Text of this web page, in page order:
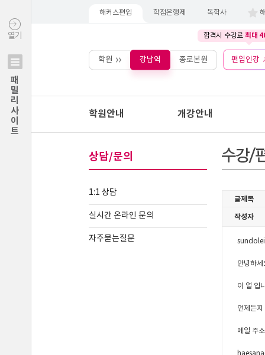
열기
패밀리사이트
해커스편입 학점은행제 독학사
합격시 수강료 최대
학원 강남역 종로본원 편입인강
학원안내 개강안내
상담/문의
1:1 상담
실시간 온라인 문의
자주묻는질문